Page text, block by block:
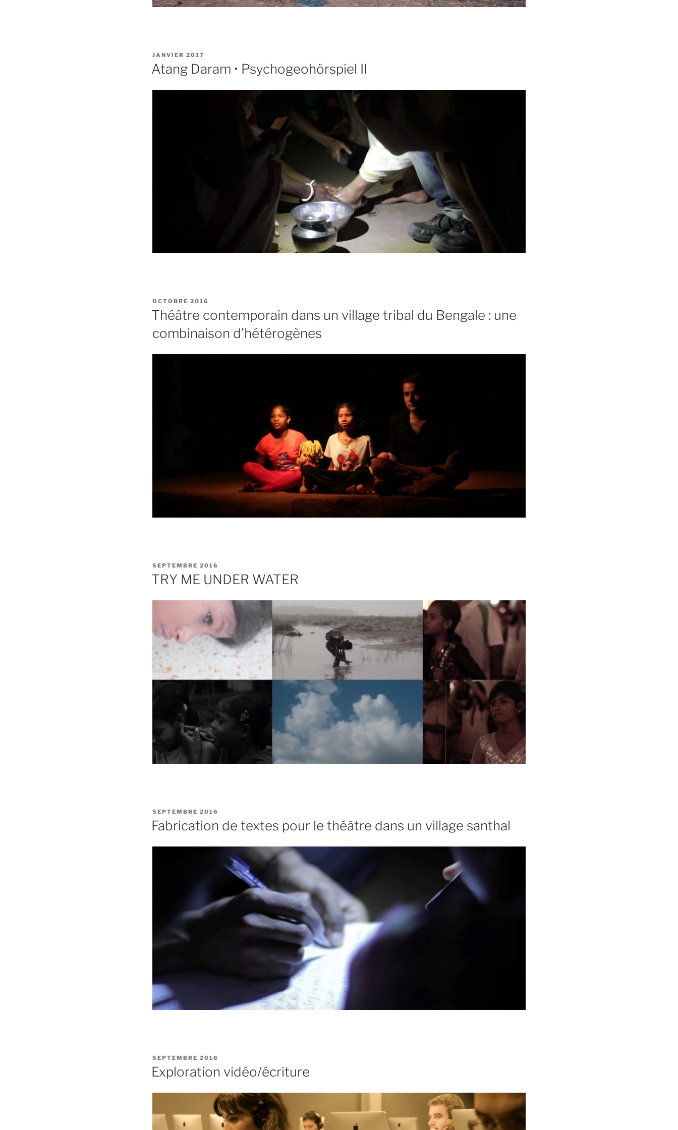
PUBLIÉ
LE
JANVIER 2017
Atang Daram • Psychogeohörspiel II
PUBLIÉ
LE
OCTOBRE 2016
Théâtre contemporain dans un village tribal du Bengale : une
combinaison d’hétérogènes
PUBLIÉ
LE
SEPTEMBRE 2016
TRY ME UNDER WATER
PUBLIÉ
LE
SEPTEMBRE 2016
Fabrication de textes pour le théâtre dans un village santhal
PUBLIÉ
LE
SEPTEMBRE 2016
Exploration vidéo/écriture